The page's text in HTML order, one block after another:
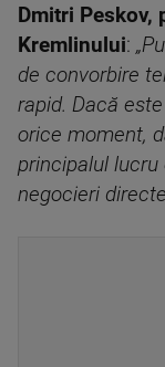
Dmitri Peskov,
Kremlinului:
de convorbire
rapid. Dacă
orice moment,
principalul
negocieri